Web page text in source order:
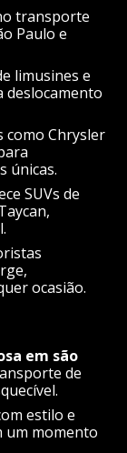
transporte
Paulo e
limusines e
deslocamento
como Chrysler
únicas.
SUVs de
ocasião.
em são
de
estilo e
um momento